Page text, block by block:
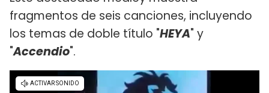
fragmentos de seis canciones, incluyendo
los temas de doble título "HEYA" y
"Accendio".